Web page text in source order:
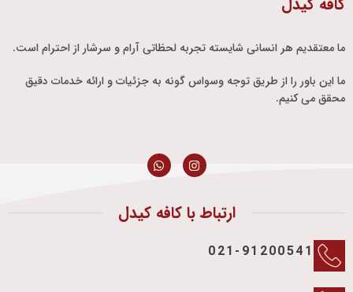
ما معتقدیم هر انسانی شایسته تجربه لحظاتی آرام و سرشار از احترام است.
ما این باور را از طریق توجه وسواس گونه به جزئیات و ارائه خدمات دقیق
محقق می کنیم.
ارتباط با کافه کیدل
021-91200541